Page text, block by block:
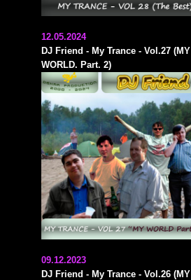
12.05.2024
DJ Friend - My Trance - Vol.27 (MY
WORLD. Part. 2)
09.12.2023
DJ Friend - My Trance - Vol.26 (MY